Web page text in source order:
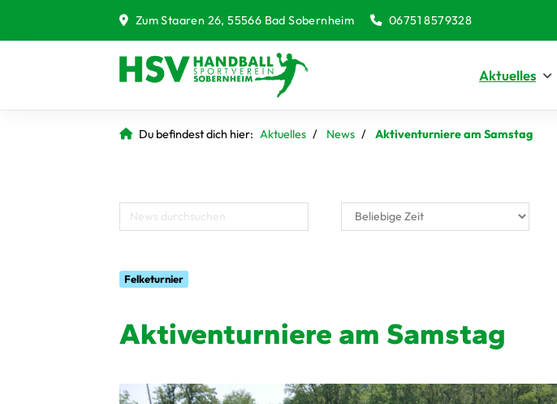
Zum Staaren 26, 55566 Bad Sobernheim 06751 8579328
Aktuelles
Du befindest dich hier: Aktuelles News Aktiventurniere am Samstag
Felketurnier
Aktiventurniere am Samstag